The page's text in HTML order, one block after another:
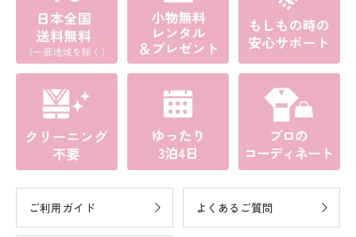
ご利用ガイド よくあるご質問